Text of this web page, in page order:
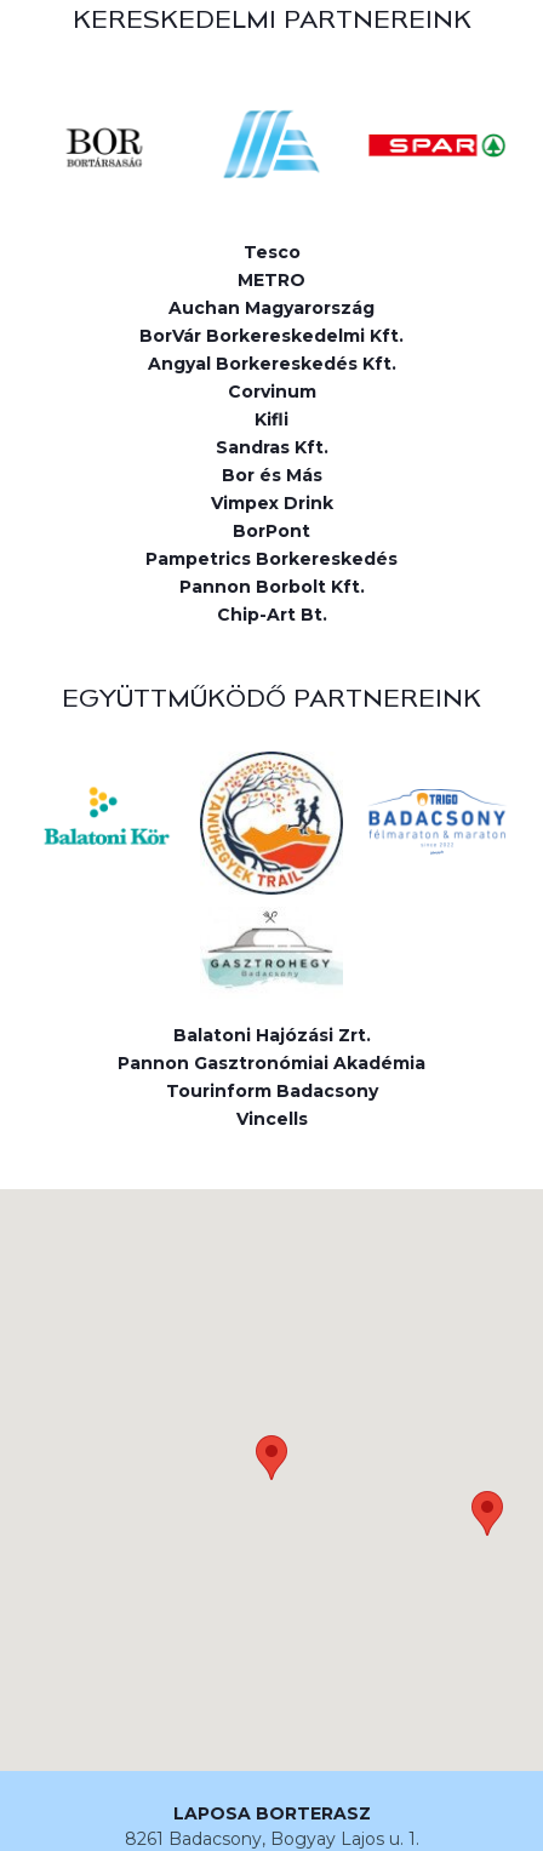
KERESKEDELMI PARTNEREINK
Tesco
METRO
Auchan Magyarország
BorVár Borkereskedelmi Kft.
Angyal Borkereskedés Kft.
Corvinum
Kifli
Sandras Kft.
Bor és Más
Vimpex Drink
BorPont
Pampetrics Borkereskedés
Pannon Borbolt Kft.
Chip-Art Bt.
EGYÜTTMŰKÖDŐ PARTNEREINK
Balatoni Hajózási Zrt.
Pannon Gasztronómiai Akadémia
Tourinform Badacsony
Vincells
LAPOSA BORTERASZ
8261 Badacsony, Bogyay Lajos u. 1.